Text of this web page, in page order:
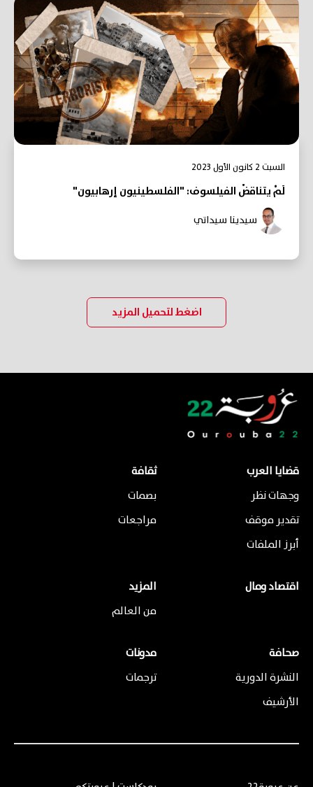
السبت 2 كانون الأول 2023
لَمْ يتناقضْ الفيلسوف: "الفلسطينيون إرهابيون"
سيدينا سيداتي
اضغط لتحميل المزيد
قضايا العرب
وجهات نظر
تقدير موقف
أبرز الملفات
ثقافة
بصمات
مراجعات
اقتصاد ومال
المزيد
من العالم
صحافة
النشرة الدورية
الأرشيف
مدونات
ترجمات